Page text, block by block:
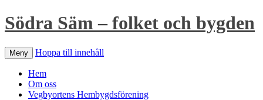
Södra Säm – folket och bygden
Meny Hoppa till innehåll
Hem
Om oss
Vegbyortens Hembygdsförening